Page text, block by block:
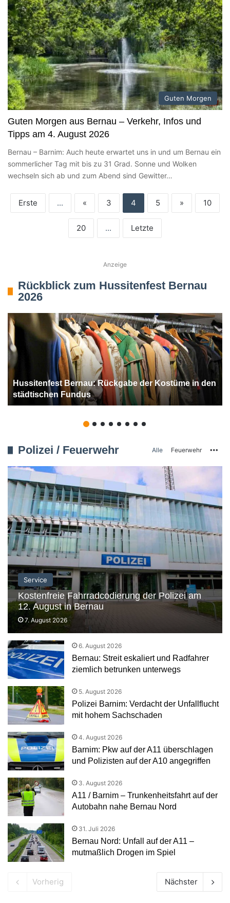
Guten Morgen
Guten Morgen aus Bernau – Verkehr, Infos und
Tipps am 4. August 2026
Bernau – Barnim: Auch heute erwartet uns in und um Bernau ein
sommerlicher Tag mit bis zu 31 Grad. Sonne und Wolken
wechseln sich ab und zum Abend sind Gewitter…
Erste ... « 3 4 5 » 10
20 ... Letzte
Anzeige
Rückblick zum Hussitenfest Bernau
2026
Hussitenfest Bernau: Rückgabe der Kostüme in den
städtischen Fundus
Polizei / Feuerwehr Alle Feuerwehr
Service
Kostenfreie Fahrradcodierung der Polizei am
12. August in Bernau
7. August 2026
6. August 2026
Bernau: Streit eskaliert und Radfahrer
ziemlich betrunken unterwegs
5. August 2026
Polizei Barnim: Verdacht der Unfallflucht
mit hohem Sachschaden
4. August 2026
Barnim: Pkw auf der A11 überschlagen
und Polizisten auf der A10 angegriffen
3. August 2026
A11 / Barnim – Trunkenheitsfahrt auf der
Autobahn nahe Bernau Nord
31. Juli 2026
Bernau Nord: Unfall auf der A11 –
mutmaßlich Drogen im Spiel
Vorherig Nächster